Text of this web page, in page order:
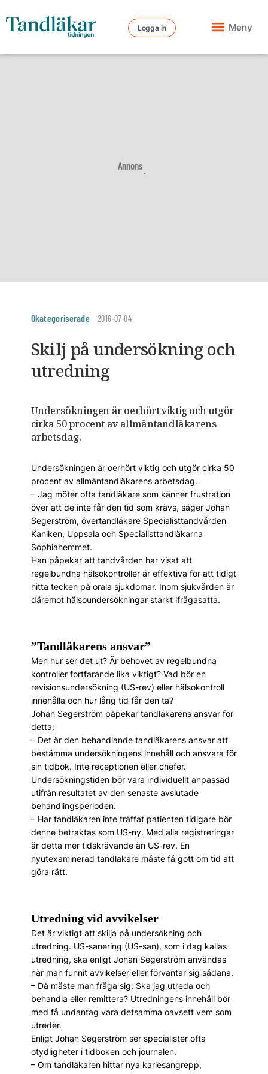
Logga in Meny
Annons
Okategoriserade 2016-07-04
Skilj på undersökning och
utredning
Undersökningen är oerhört viktig och utgör
cirka 50 procent av allmäntandläkarens
arbetsdag.
Undersökningen är oerhört viktig och utgör cirka 50
procent av allmäntandläkarens arbetsdag.
– Jag möter ofta tandläkare som känner frustration
över att de inte får den tid som krävs, säger Johan
Segerström, övertandläkare Specialisttandvården
Kaniken, Uppsala och Specialisttandläkarna
Sophiahemmet.
Han påpekar att tandvården har visat att
regelbundna hälsokontroller är effektiva för att tidigt
hitta tecken på orala sjukdomar. Inom sjukvården är
däremot hälsoundersökningar starkt ifrågasatta.
”Tandläkarens ansvar”
Men hur ser det ut? Är behovet av regelbundna
kontroller fortfarande lika viktigt? Vad bör en
revisionsundersökning (US-rev) eller hälsokontroll
innehålla och hur lång tid får den ta?
Johan Segerström påpekar tandläkarens ansvar för
detta:
– Det är den behandlande tandläkarens ansvar att
bestämma undersökningens innehåll och ansvara för
sin tidbok. Inte receptionen eller chefer.
Undersökningstiden bör vara individuellt anpassad
utifrån resultatet av den senaste avslutade
behandlingsperioden.
– Har tandläkaren inte träffat patienten tidigare bör
denne betraktas som US-ny. Med alla registreringar
är detta mer tidskrävande än US-rev. En
nyutexaminerad tandläkare måste få gott om tid att
göra rätt.
Utredning vid avvikelser
Det är viktigt att skilja på undersökning och
utredning. US-sanering (US-san), som i dag kallas
utredning, ska enligt Johan Segerström användas
när man funnit avvikelser eller förväntar sig sådana.
– Då måste man fråga sig: Ska jag utreda och
behandla eller remittera? Utredningens innehåll bör
med få undantag vara detsamma oavsett vem som
utreder.
Enligt Johan Segerström ser specialister ofta
otydligheter i tidboken och journalen.
– Om tandläkaren hittar nya kariesangrepp,